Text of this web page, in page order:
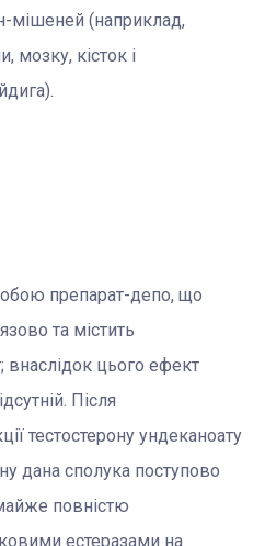
мішеней (наприклад,
мозку, кісток і
препарат-депо, що
та містить
внаслідок цього ефект
Після
тестостерону ундеканоату
дана сполука поступово
повністю
естеразами на